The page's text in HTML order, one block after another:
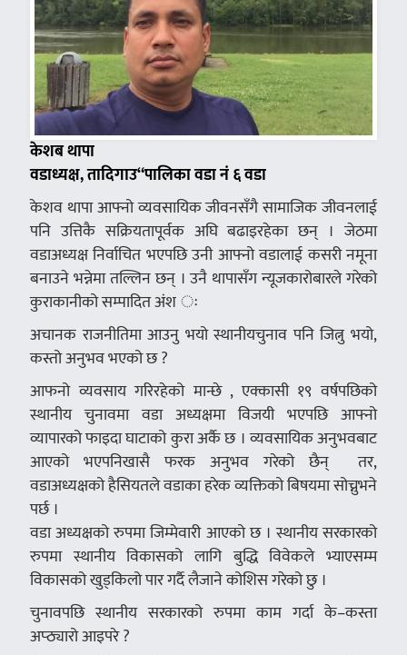
केशब थापा
वडाध्यक्ष, तादिगाउ“पालिका वडा नं ६ वडा
केशव थापा आफ्नो व्यवसायिक जीवनसँगै सामाजिक जीवनलाई
पनि उत्तिकै सक्रियतापूर्वक अघि बढाइरहेका छन् । जेठमा
वडाअध्यक्ष निर्वाचित भएपछि उनी आफ्नो वडालाई कसरी नमूना
बनाउने भन्नेमा तल्लिन छन् । उनै थापासँग न्यूजकारोबारले गरेको
कुराकानीको सम्पादित अंश ः
अचानक राजनीतिमा आउनु भयो स्थानीयचुनाव पनि जित्नु भयो,
कस्तो अनुभव भएको छ ?
आफनो व्यवसाय गरिरहेको मान्छे , एक्कासी १९ वर्षपछिको
स्थानीय चुनावमा वडा अध्यक्षमा विजयी भएपछि आफ्नो
व्यापारको फाइदा घाटाको कुरा अर्कै छ । व्यवसायिक अनुभवबाट
आएको भएपनिखासै फरक अनुभव गरेको छैन् तर,
वडाअध्यक्षको हैसियतले वडाका हरेक व्यक्तिको बिषयमा सोच्नुभने
पर्छ ।
वडा अध्यक्षको रुपमा जिम्मेवारी आएको छ । स्थानीय सरकारको
रुपमा स्थानीय विकासको लागि बुद्धि विवेकले भ्याएसम्म
विकासको खुड्किलो पार गर्दै लैजाने कोशिस गरेको छु ।
चुनावपछि स्थानीय सरकारको रुपमा काम गर्दा के–कस्ता
अप्ठ्यारो आइपरे ?